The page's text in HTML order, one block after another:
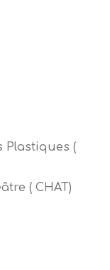
Plastiques (
( CHAT)